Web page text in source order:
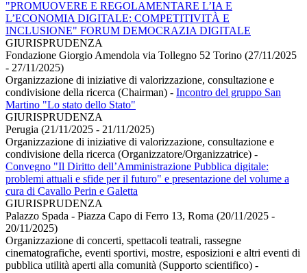
"PROMUOVERE E REGOLAMENTARE L’IA E
L’ECONOMIA DIGITALE: COMPETITIVITÀ E
INCLUSIONE" FORUM DEMOCRAZIA DIGITALE
GIURISPRUDENZA
Fondazione Giorgio Amendola via Tollegno 52 Torino (27/11/2025
- 27/11/2025)
Organizzazione di iniziative di valorizzazione, consultazione e
condivisione della ricerca (Chairman) - Incontro del gruppo San
Martino "Lo stato dello Stato"
GIURISPRUDENZA
Perugia (21/11/2025 - 21/11/2025)
Organizzazione di iniziative di valorizzazione, consultazione e
condivisione della ricerca (Organizzatore/Organizzatrice) -
Convegno "Il Diritto dell’Amministrazione Pubblica digitale:
problemi attuali e sfide per il futuro" e presentazione del volume a
cura di Cavallo Perin e Galetta
GIURISPRUDENZA
Palazzo Spada - Piazza Capo di Ferro 13, Roma (20/11/2025 -
20/11/2025)
Organizzazione di concerti, spettacoli teatrali, rassegne
cinematografiche, eventi sportivi, mostre, esposizioni e altri eventi di
pubblica utilità aperti alla comunità (Supporto scientifico) -